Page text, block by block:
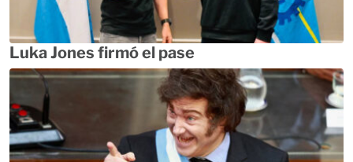
Luka Jones firmó el pase